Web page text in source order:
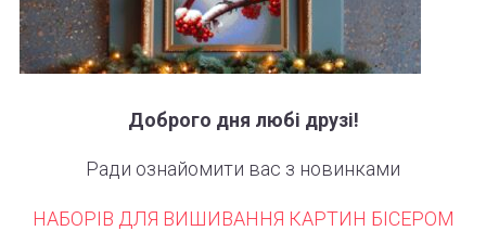
Доброго дня любі друзі!
Ради ознайомити вас з новинками
НАБОРІВ ДЛЯ ВИШИВАННЯ КАРТИН БІСЕРОМ